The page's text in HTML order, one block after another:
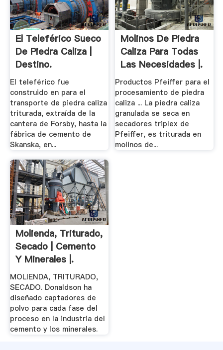
El Teleférico Sueco
De Piedra Caliza |
Destino.
El teleférico fue
construido en para el
transporte de piedra caliza
triturada, extraída de la
cantera de Forsby, hasta la
fábrica de cemento de
Skanska, en...
Molinos De Piedra
Caliza Para Todas
Las Necesidades |.
Productos Pfeiffer para el
procesamiento de piedra
caliza ... La piedra caliza
granulada se seca en
secadores triplex de
Pfeiffer, es triturada en
molinos de...
Molienda, Triturado,
Secado | Cemento
Y Minerales |.
MOLIENDA, TRITURADO,
SECADO. Donaldson ha
diseñado captadores de
polvo para cada fase del
proceso en la industria del
cemento y los minerales.